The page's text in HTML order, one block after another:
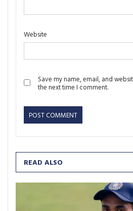
Website
Save my name, email, and
the next time I comment.
READ ALSO